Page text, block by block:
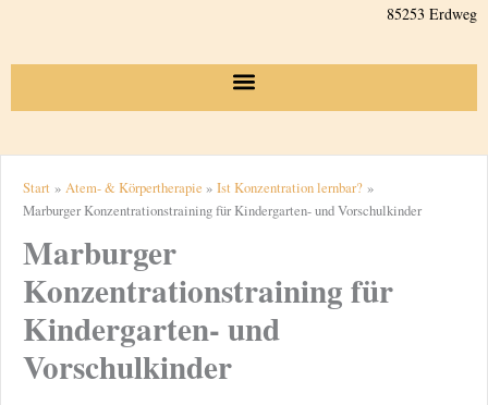
85253 Erdweg
Start Atem- & Körpertherapie
Ist Konzentration lernbar?
Marburger Konzentrationstraining für Kindergarten- und Vorschulkinder
Marburger
Konzentrationstraining für
Kindergarten- und
Vorschulkinder